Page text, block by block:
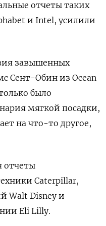
отчеты таких
и Intel, усилили
завышенных
Сент-Обин из Ocean
было
мягкой посадки,
на что-то другое,
отчеты
Caterpillar,
Walt Disney и
Eli Lilly.